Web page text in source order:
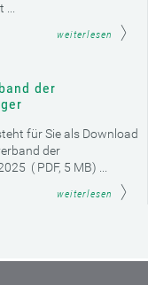
...
weiterlesen
der
für Sie als Download
der
( PDF, 5 MB) ...
weiterlesen